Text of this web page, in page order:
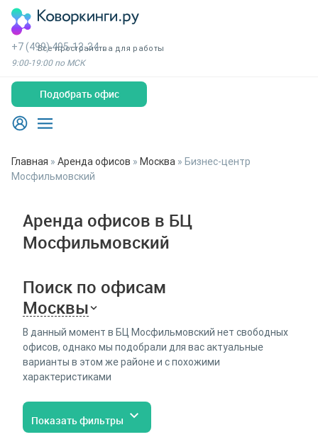
Все пространства для работы
+7 (499) 495-13-34
9:00-19:00 по МСК
Подобрать офис
Главная » Аренда офисов » Москва » Бизнес-центр
Мосфильмовский
Аренда офисов в БЦ
Мосфильмовский
Поиск по офисам
Москвы
В данный момент в БЦ Мосфильмовский нет свободных
офисов, однако мы подобрали для вас актуальные
варианты в этом же районе и с похожими
характеристиками
Показать фильтры